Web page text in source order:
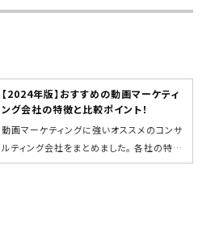
【2024年版】おすすめの動画マーケティ
ング会社の特徴と比較ポイント！
動画マーケティングに強いオススメのコンサ
ルティング会社をまとめました。 各社の特徴
や比較のポイントも掲載しているので、自分